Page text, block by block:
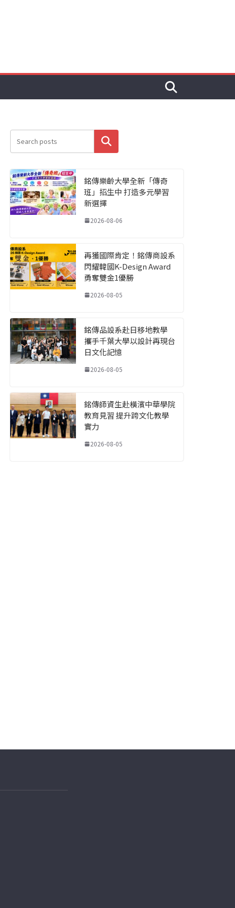
搜尋
銘傳樂齡大學全新「傳奇
班」招生中 打造多元學習
新選擇
2026-08-06
再獲國際肯定！銘傳商設系
閃耀韓國K-Design Award
勇奪雙金1優勝
2026-08-05
銘傳品設系赴日移地教學
攜手千葉大學以設計再現台
日文化記憶
2026-08-05
銘傳師資生赴橫濱中華學院
教育見習 提升跨文化教學
實力
2026-08-05